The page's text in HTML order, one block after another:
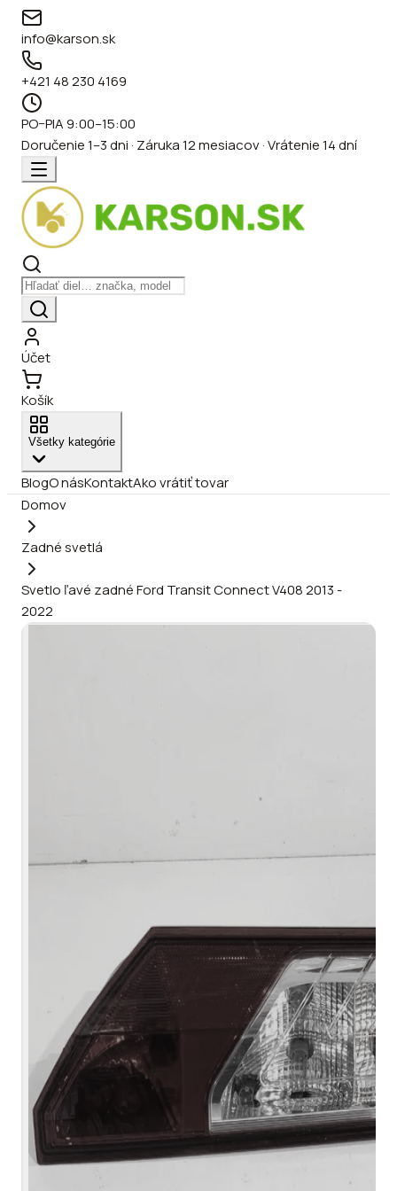
info@karson.sk
+421 48 230 4169
PO–PIA 9:00–15:00
Doručenie 1–3 dni · Záruka 12 mesiacov · Vrátenie 14 dní
Účet
Košík
Všetky kategórie
BlogO násKontaktAko vrátiť tovar
Domov
Zadné svetlá
Svetlo ľavé zadné Ford Transit Connect V408 2013 -
2022